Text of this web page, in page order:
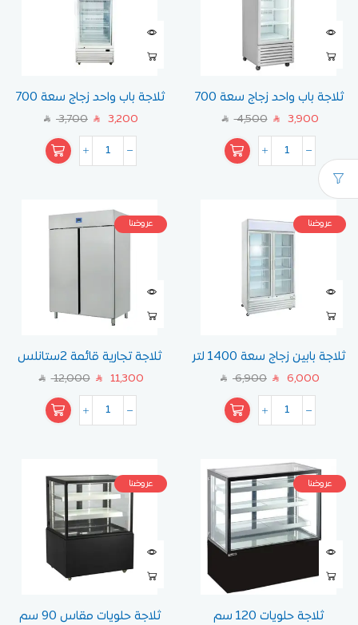
ثلاجة باب واحد زجاج سعة 700
لتر
SAR 4,500 SAR 3,900
ثلاجة باب واحد زجاج سعة 700
لتر
SAR 3,700 SAR 3,200
عروضنا
ثلاجة بابين زجاج سعة 1400 لتر
SAR 6,900 SAR 6,000
عروضنا
ثلاجة تجارية قائمة 2ستانلس
ستيل الباب أوزتي
SAR 12,000 SAR 11,300
عروضنا
ثلاجة حلويات 120 سم
عروضنا
ثلاجة حلويات مقاس 90 سم